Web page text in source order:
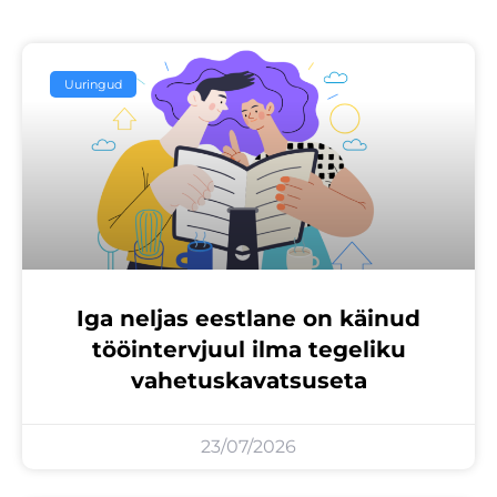
Uuringud
Iga neljas eestlane on käinud
tööintervjuul ilma tegeliku
vahetuskavatsuseta
23/07/2026